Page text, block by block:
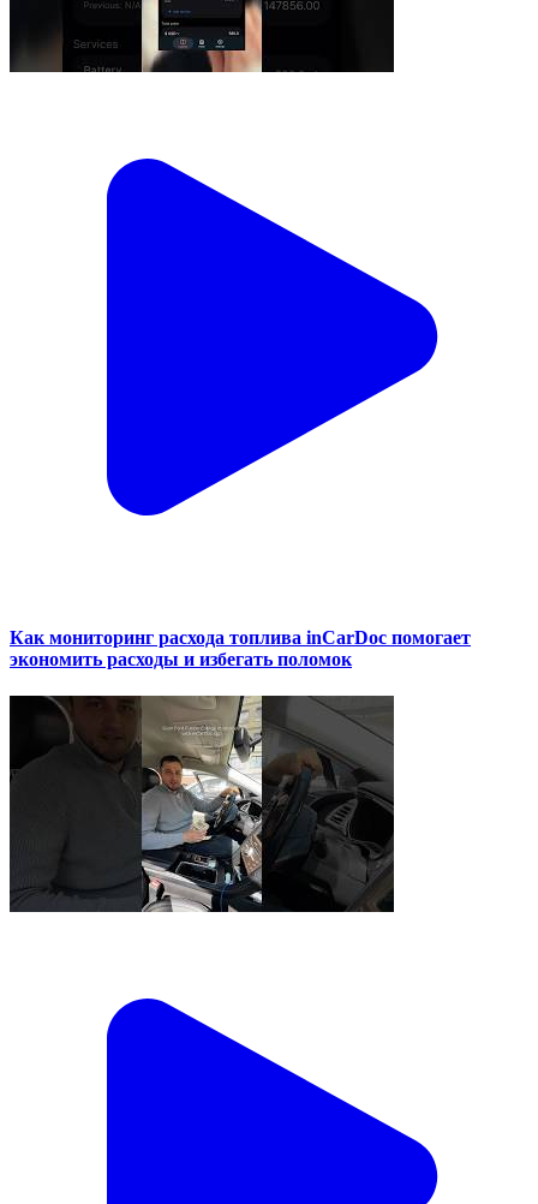
Как мониторинг расхода топлива inCarDoc помогает
экономить расходы и избегать поломок